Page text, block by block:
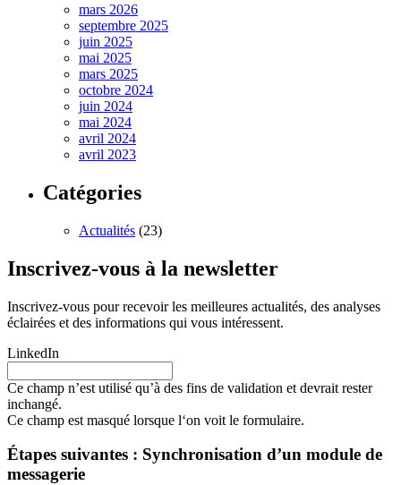
mars 2026
septembre 2025
juin 2025
mai 2025
mars 2025
octobre 2024
juin 2024
mai 2024
avril 2024
avril 2023
Catégories
Actualités (23)
Inscrivez-vous à la newsletter
Inscrivez-vous pour recevoir les meilleures actualités, des analyses
éclairées et des informations qui vous intéressent.
LinkedIn
Ce champ n’est utilisé qu’à des fins de validation et devrait rester
inchangé.
Ce champ est masqué lorsque l‘on voit le formulaire.
Étapes suivantes : Synchronisation d’un module de
messagerie